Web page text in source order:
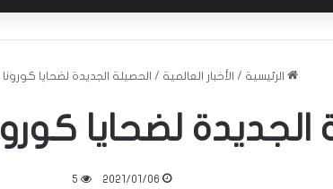
الرئيسية / الأخبار العالمية / الحصيلة الجديدة لضحايا
الجديدة لضحايا
2021/01/06
5